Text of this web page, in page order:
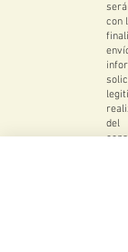
con
del
con